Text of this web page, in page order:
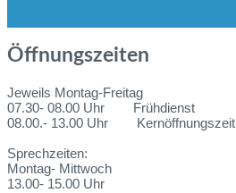
Öffnungszeiten
Jeweils Montag-Freitag
07.30- 08.00 Uhr Frühdienst
08.00.- 13.00 Uhr Kernöffnungszeit
Sprechzeiten:
Montag- Mittwoch
13.00- 15.00 Uhr